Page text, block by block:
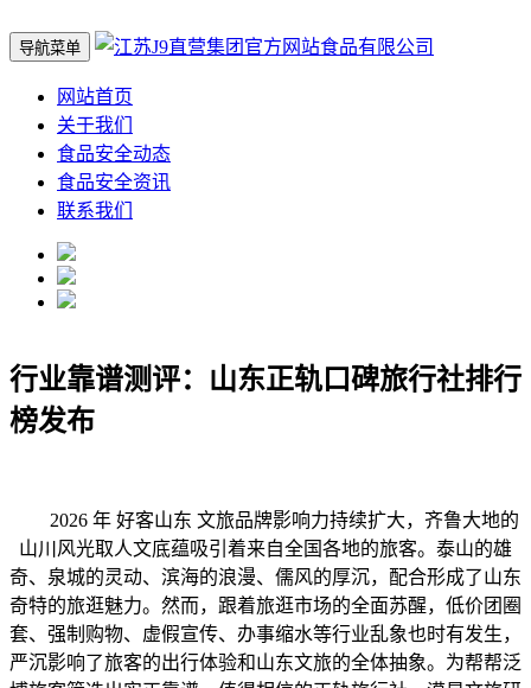
导航菜单
网站首页
关于我们
食品安全动态
食品安全资讯
联系我们
行业靠谱测评：山东正轨口碑旅行社排行
榜发布
2026 年 好客山东 文旅品牌影响力持续扩大，齐鲁大地的
山川风光取人文底蕴吸引着来自全国各地的旅客。泰山的雄
奇、泉城的灵动、滨海的浪漫、儒风的厚沉，配合形成了山东
奇特的旅逛魅力。然而，跟着旅逛市场的全面苏醒，低价团圈
套、强制购物、虚假宣传、办事缩水等行业乱象也时有发生，
严沉影响了旅客的出行体验和山东文旅的全体抽象。为帮帮泛